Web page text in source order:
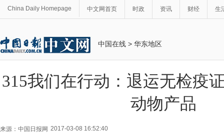
China Daily Homepage 中文网首页 时政 资讯 财经 生
中国在线 > 华东地区
315我们在行动：退运无检疫
动物产品
来源：中国日报网 2017-03-08 16:52:40